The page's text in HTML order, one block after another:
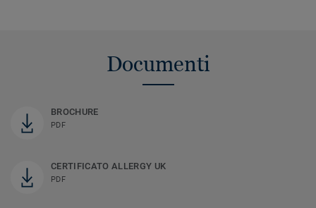
Documenti
BROCHURE
PDF
CERTIFICATO ALLERGY UK
PDF